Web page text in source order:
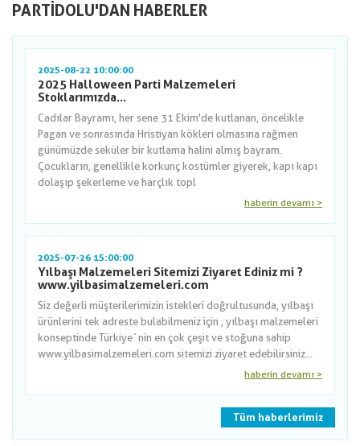
PARTIDOLU'DAN HABERLER
2025-08-22 10:00:00
2025 Halloween Parti Malzemeleri
Stoklarımızda...
Cadılar Bayramı, her sene 31 Ekim'de kutlanan, öncelikle
Pagan ve sonrasında Hristiyan kökleri olmasına rağmen
günümüzde seküler bir kutlama halini almış bayram.
Çocukların, genellikle korkunç kostümler giyerek, kapı kapı
dolaşıp şekerleme ve harçlık topl
haberin devamı >
2025-07-26 15:00:00
Yılbaşı Malzemeleri Sitemizi Ziyaret Ediniz mi ?
www.yilbasimalzemeleri.com
Siz değerli müşterilerimizin istekleri doğrultusunda, yılbaşı
ürünlerini tek adreste bulabilmeniz için , yılbaşı malzemeleri
konseptinde Türkiye´nin en çok çeşit ve stoğuna sahip
www.yilbasimalzemeleri.com sitemizi ziyaret edebilirsiniz...
haberin devamı >
Tüm haberlerimiz